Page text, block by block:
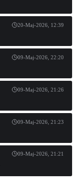
20-Maj-2026, 12:39
09-Maj-2026, 22:20
09-Maj-2026, 21:26
09-Maj-2026, 21:23
09-Maj-2026, 21:21